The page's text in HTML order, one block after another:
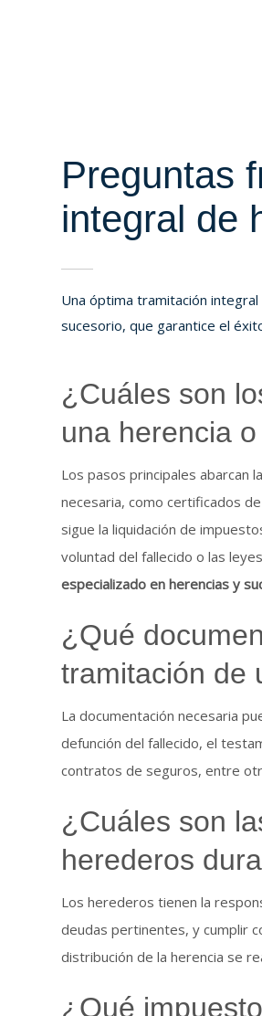
Preguntas
integral de
Una óptima tramitación
sucesorio, que garantice el
¿Cuáles son
una herencia
Los pasos principales abarcan
necesaria, como certificados
sigue la liquidación de
voluntad del fallecido o las
especializado en herencias y
¿Qué
tramitación de
La documentación necesaria
defunción del fallecido, el
contratos de seguros, entre
¿Cuáles son
herederos
Los herederos tienen la
deudas pertinentes, y cumplir
distribución de la herencia se
¿Qué